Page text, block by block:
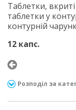
Таблетки,
таблетки у
контурній
12 капс.
Розподіл за